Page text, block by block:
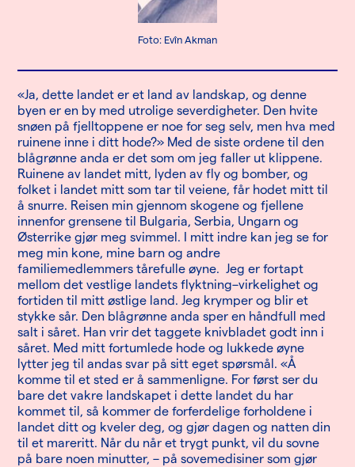
Foto: Evîn Akman
«Ja, dette landet er et land av landskap, og denne
byen er en by med utrolige severdigheter. Den hvite
snøen på fjelltoppene er noe for seg selv, men hva med
ruinene inne i ditt hode?» Med de siste ordene til den
blågrønne anda er det som om jeg faller ut klippene.
Ruinene av landet mitt, lyden av fly og bomber, og
folket i landet mitt som tar til veiene, får hodet mitt til
å snurre. Reisen min gjennom skogene og fjellene
innenfor grensene til Bulgaria, Serbia, Ungarn og
Østerrike gjør meg svimmel. I mitt indre kan jeg se for
meg min kone, mine barn og andre
familiemedlemmers tårefulle øyne. Jeg er fortapt
mellom det vestlige landets flyktning–virkelighet og
fortiden til mitt østlige land. Jeg krymper og blir et
stykke sår. Den blågrønne anda sper en håndfull med
salt i såret. Han vrir det taggete knivbladet godt inn i
såret. Med mitt fortumlede hode og lukkede øyne
lytter jeg til andas svar på sitt eget spørsmål. «Å
komme til et sted er å sammenligne. For først ser du
bare det vakre landskapet i dette landet du har
kommet til, så kommer de forferdelige forholdene i
landet ditt og kveler deg, og gjør dagen og natten din
til et mareritt. Når du når et trygt punkt, vil du sovne
på bare noen minutter, – på sovemedisiner som gjør